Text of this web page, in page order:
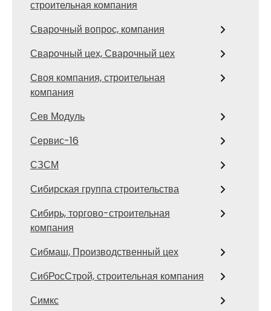
строительная компания
Сварочный вопрос, компания
Сварочный цех, Сварочный цех
Своя компания, строительная
компания
Сев Модуль
Сервис-16
СЗСМ
Сибирская группа строительства
Сибирь, торгово-строительная
компания
Сибмаш, Производственный цех
СибРосСтрой, строительная компания
Симкс